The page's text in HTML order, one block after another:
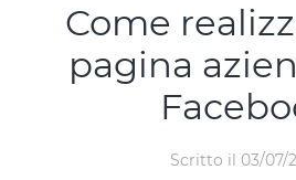
Come
pagina
Scritto il 03/07/